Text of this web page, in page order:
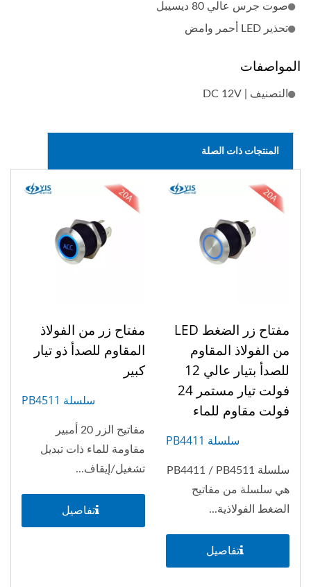
صوت جرس عالي 80 ديسيبل
تحذير LED أحمر وامض
المواصفات
التصنيف | DC 12V
المنتجات ذات الصلة
مفتاح زر الضغط LED
من الفولاذ المقاوم
للصدأ بتيار عالي 12
فولت تيار مستمر 24
فولت مقاوم للماء
سلسلة PB4411
سلسلة PB4411 / PB4511
هي سلسلة من مفاتيح
الضغط الفولاذية...
تفاصيل
مفتاح زر من الفولاذ
المقاوم للصدأ ذو تيار
كبير
سلسلة PB4511
مفاتيح الزر 20 أمبير
مقاومة للماء ذات تبديل
تشغيل/إيقاف...
تفاصيل